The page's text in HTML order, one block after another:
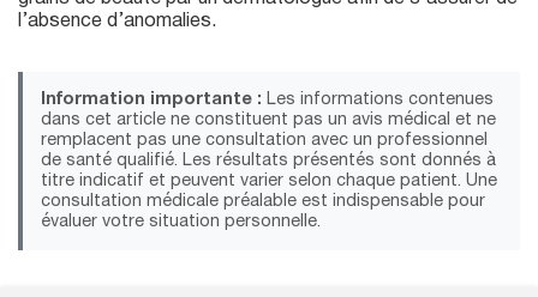
l’absence d’anomalies.
Information importante : Les informations contenues
dans cet article ne constituent pas un avis médical et ne
remplacent pas une consultation avec un professionnel
de santé qualifié. Les résultats présentés sont donnés à
titre indicatif et peuvent varier selon chaque patient. Une
consultation médicale préalable est indispensable pour
évaluer votre situation personnelle.